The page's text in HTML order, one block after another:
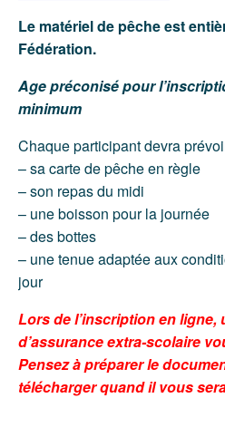
Le matériel de pêche est
Fédération.
Age préconisé pour
minimum
Chaque participant devra
– sa carte de pêche en règle
– son repas du midi
– une boisson pour la journée
– des bottes
– une tenue adaptée aux
jour
Lors de l’inscription en ligne,
d’assurance extra-scolaire
Pensez à préparer le
télécharger quand il vous